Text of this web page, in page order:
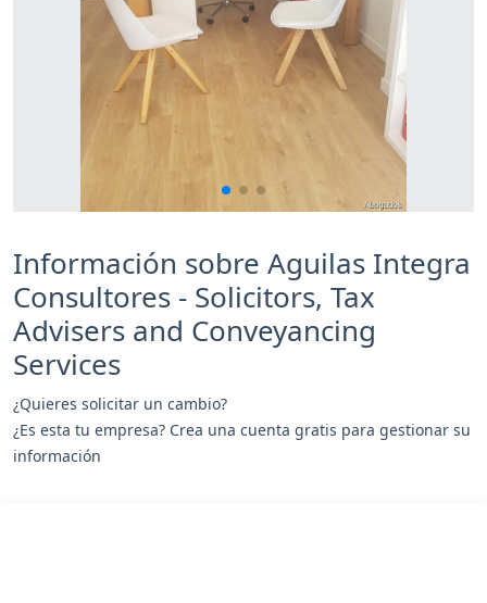
Información sobre Aguilas Integra
Consultores - Solicitors, Tax
Advisers and Conveyancing
Services
¿Quieres solicitar un cambio?
¿Es esta tu empresa? Crea una cuenta gratis para gestionar su
información